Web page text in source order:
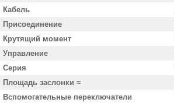
Кабель
Присоединение
Крутящий момент
Управление
Серия
Площадь заслонки ≈
Вспомогательные переключатели